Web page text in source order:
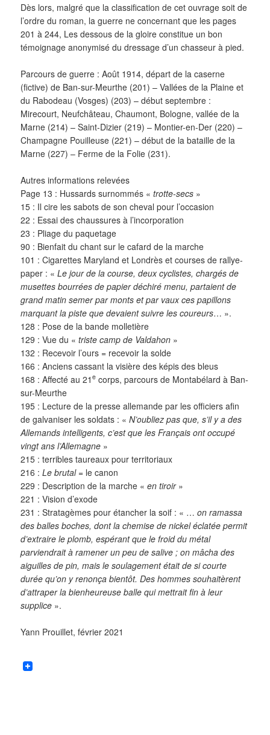
Dès lors, malgré que la classification de cet ouvrage soit de
l’ordre du roman, la guerre ne concernant que les pages
201 à 244, Les dessous de la gloire constitue un bon
témoignage anonymisé du dressage d’un chasseur à pied.
Parcours de guerre : Août 1914, départ de la caserne
(fictive) de Ban-sur-Meurthe (201) – Vallées de la Plaine et
du Rabodeau (Vosges) (203) – début septembre :
Mirecourt, Neufchâteau, Chaumont, Bologne, vallée de la
Marne (214) – Saint-Dizier (219) – Montier-en-Der (220) –
Champagne Pouilleuse (221) – début de la bataille de la
Marne (227) – Ferme de la Folie (231).
Autres informations relevées
Page 13 : Hussards surnommés «trotte-secs »
15 : Il cire les sabots de son cheval pour l’occasion
22 : Essai des chaussures à l’incorporation
23 : Pliage du paquetage
90 : Bienfait du chant sur le cafard de la marche
101 : Cigarettes Maryland et Londrès et courses de rallye-
paper : «Le jour de la course, deux cyclistes, chargés de
musettes bourrées de papier déchiré menu, partaient de
grand matin semer par monts et par vaux ces papillons
marquant la piste que devaient suivre les coureurs… ».
128 : Pose de la bande molletière
129 : Vue du « triste camp de Valdahon »
132 : Recevoir l’ours = recevoir la solde
166 : Anciens cassant la visière des képis des bleus
168 : Affecté au 21e corps, parcours de Montabélard à Ban-
sur-Meurthe
195 : Lecture de la presse allemande par les officiers afin
de galvaniser les soldats : «N’oubliez pas que, s’il y a des
Allemands intelligents, c’est que les Français ont occupé
vingt ans l’Allemagne »
215 : terribles taureaux pour territoriaux
216 : Le brutal= le canon
229 : Description de la marche «en tiroir»
221 : Vision d’exode
231 : Stratagèmes pour étancher la soif : « …on ramassa
des balles boches, dont la chemise de nickel éclatée permit
d’extraire le plomb, espérant que le froid du métal
parviendrait à ramener un peu de salive ; on mâcha des
aiguilles de pin, mais le soulagement était de si courte
durée qu’on y renonça bientôt. Des hommes souhaitèrent
d’attraper la bienheureuse balle qui mettrait fin à leur
supplice ».
Yann Prouillet, février 2021